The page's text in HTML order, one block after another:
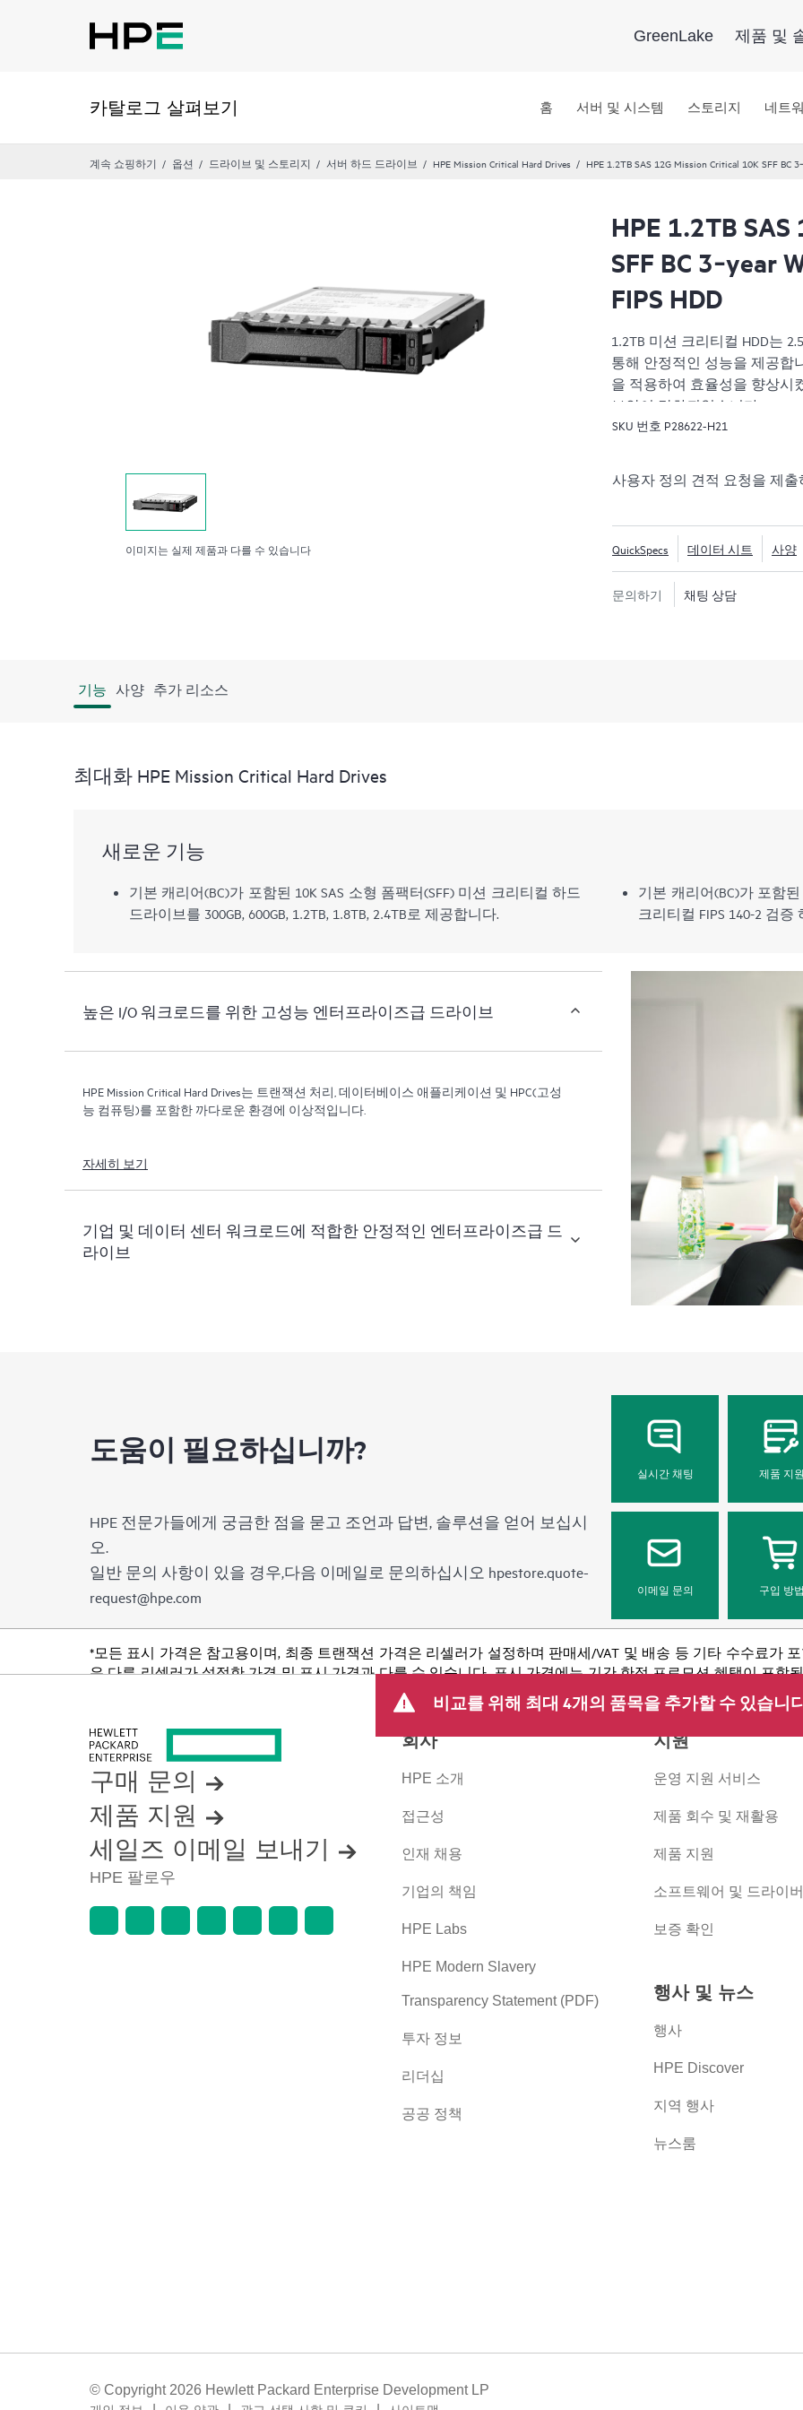
GreenLake 제품 및
카탈로그 살펴보기 홈 서버 및 시스템 스토리지 네트
계속 쇼핑하기 옵션 드라이브 및 스토리지 서버 하드 드라이브 HPE Mission Critical Hard Drives HPE 1.2TB SAS 12G Mission Critical 10K SFF BC
이미지는 실제 제품과 다를 수 있습니다
HPE 1.2TB
SFF BC 3‑year
FIPS HDD
1.2TB 미션 크리티컬 HDD는
통해 안정적인 성능을 제공합
을 적용하여 효율성을 향상시
보안이 강화되었습니다.
SKU 번호 P28622-H21
사용자 정의 견적 요청을 제출
QuickSpecs 데이터 시트 사양
문의하기 채팅 상담
기능 사양 추가 리소스
최대화 HPE Mission Critical Hard Drives
새로운 기능
기본 캐리어(BC)가 포함된 10K SAS 소형 폼팩터(SFF) 미션 크리티컬 하드
드라이브를 300GB, 600GB, 1.2TB, 1.8TB, 2.4TB로 제공합니다.
기본 캐리어(BC)가 포함된
크리티컬 FIPS 140-2 검
높은 I/O 워크로드를 위한 고성능 엔터프라이즈급 드라이브
HPE Mission Critical Hard Drives는 트랜잭션 처리, 데이터베이스 애플리케이션 및 HPC(고성
능 컴퓨팅)를 포함한 까다로운 환경에 이상적입니다.
자세히 보기
기업 및 데이터 센터 워크로드에 적합한 안정적인 엔터프라이즈급 드
라이브
도움이 필요하십니까?
HPE 전문가들에게 궁금한 점을 묻고 조언과 답변, 솔루션을 얻어 보십시
오.
일반 문의 사항이 있을 경우,다음 이메일로 문의하십시오 hpestore.quote-
request@hpe.com
실시간 채팅 제품 지
이메일 문의 구입 방
*모든 표시 가격은 참고용이며, 최종 트랜잭션 가격은 리셀러가 설정하며 판매세/VAT 및 배송 등 기타 수수료가
은 다른 리셀러가 설정한 가격 및 표시 가격과 다를 수 있습니다. 표시 가격에는 기간 한정 프로모션 혜택이 포함
품 가용성 제한, 프로모션 수명 종료, 광고 오류 등을 포함하되 이에 국한되지 않는 사유로 언제든지 가격을 조정
비교를 위해 최대 4개의 품목을 추가할 수 있습니
구매 문의
제품 지원
세일즈 이메일 보내기
HPE 팔로우
회사
HPE 소개
접근성
인재 채용
기업의 책임
HPE Labs
HPE Modern Slavery
Transparency Statement (PDF)
투자 정보
리더십
공공 정책
지원
운영 지원 서비스
제품 회수 및 재활용
제품 지원
소프트웨어 및 드라이
보증 확인
행사 및 뉴스
행사
HPE Discover
지역 행사
뉴스룸
© Copyright 2026 Hewlett Packard Enterprise Development LP